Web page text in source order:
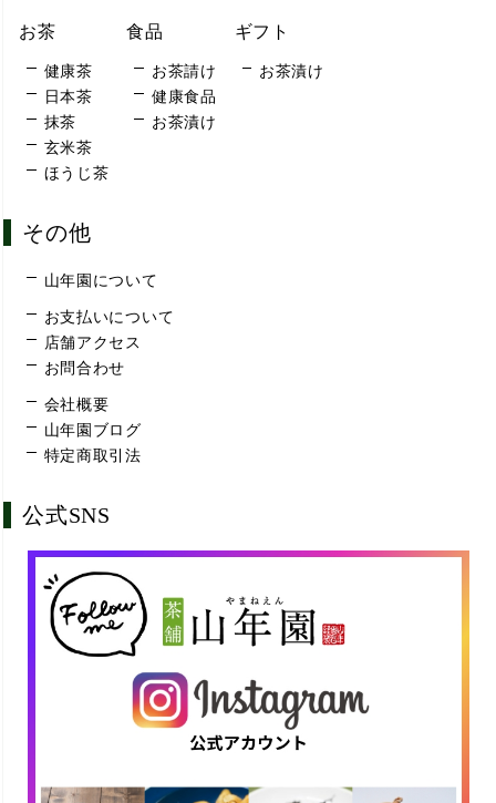
お茶
健康茶
日本茶
抹茶
玄米茶
ほうじ茶
食品
お茶請け
健康食品
お茶漬け
ギフト
お茶漬け
その他
山年園について
お支払いについて
店舗アクセス
お問合わせ
会社概要
山年園ブログ
特定商取引法
公式SNS